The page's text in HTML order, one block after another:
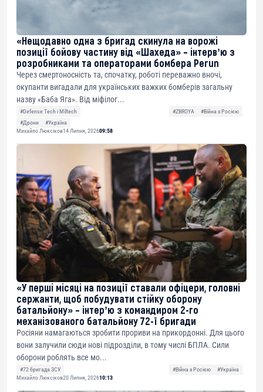
«Нещодавно одна з бригад скинула на ворожі
позиції бойову частину від «Шахеда» – інтервʼю з
розробниками та операторами бомбера Perun
Через смертоносність та, спочатку, роботі переважно вночі,
окупанти вигадали для українських важких бомберів загальну
назву «Баба Яга». Від міфілог...
#Defense Tech і Miltech #ZBROYA
#Війна з Росією
#Дрони
#Україна
Михайло Люксіков14 Липня, 202609:58
«У перші місяці на позиції ставали офіцери, головні
сержанти, щоб побудувати стійку оборону
батальйону» – інтерʼю з командиром 2-го
механізованого батальйону 72-ї бригади
Росіяни намагаються зробити прориви на прикордонні. Для цього
вони залучили сюди нові підрозділи, в тому числі БПЛА. Сили
оборони роблять все мо...
#72 бригада ЗСУ #Війна з Росією
#Україна
Михайло Люксіков20 Липня, 202610:13